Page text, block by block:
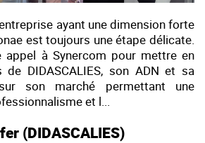
ayant une dimension forte
est toujours une étape délicate.
appel à Synercom pour mettre en
DIDASCALIES, son ADN et sa
son marché permettant une
et l...
(DIDASCALIES)